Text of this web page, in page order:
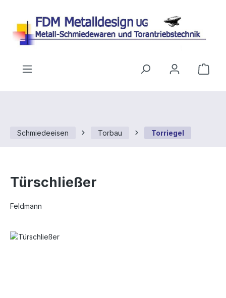
Schmiedeeisen Torbau Torriegel
Türschließer
Feldmann
Bildergalerie überspringen